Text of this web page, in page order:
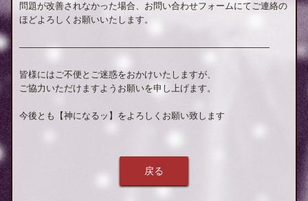
問題が改善されなかった場合、お問い合わせフォームにてご連絡の
ほどよろしくお願いいたします。
————————————————————————————
皆様にはご不便とご迷惑をおかけいたしますが、
ご協力いただけますようお願いを申し上げます。
今後とも【神になるッ】をよろしくお願い致します
戻る